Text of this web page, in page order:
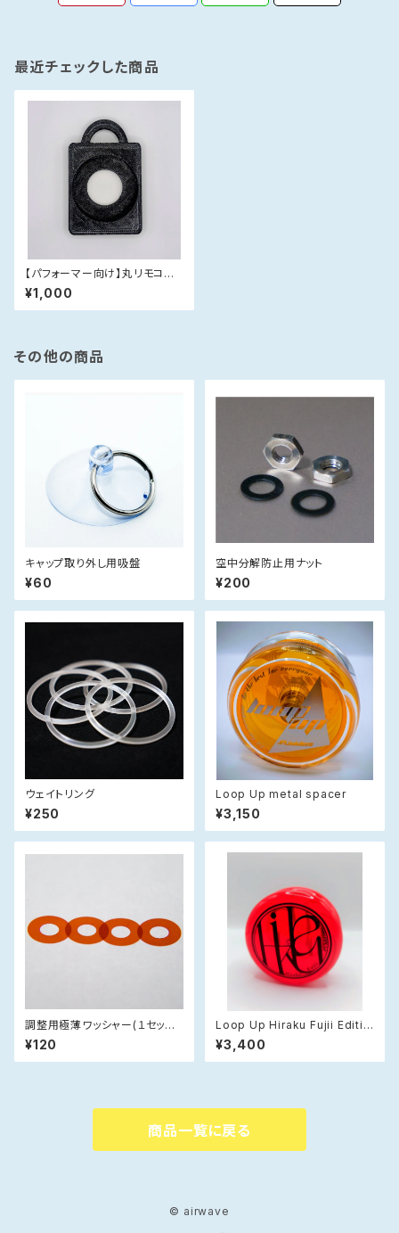
最近チェックした商品
【パフォーマー向け】丸リモコン
用ホルダー 黒
¥1,000
その他の商品
キャップ取り外し用吸盤
¥60
空中分解防止用ナット
¥200
ウェイトリング
¥250
Loop Up metal spacer
¥3,150
調整用極薄ワッシャー(１セット４
枚入)
¥120
Loop Up Hiraku Fujii Editio
n
¥3,400
商品一覧に戻る
© airwave